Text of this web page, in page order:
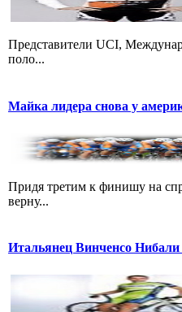
Представители UCI,
поло...
Майка лидера снова у
Придя третим к финишу на
верну...
Итальянец Винченсо